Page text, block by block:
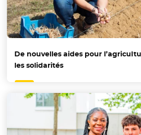
De nouvelles aides pour
les solidarités